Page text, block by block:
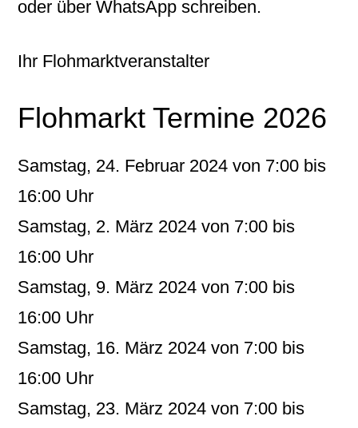
oder über WhatsApp schreiben.
Ihr Flohmarktveranstalter
Flohmarkt Termine 2026
Samstag, 24. Februar 2024 von 7:00 bis
16:00 Uhr
Samstag, 2. März 2024 von 7:00 bis
16:00 Uhr
Samstag, 9. März 2024 von 7:00 bis
16:00 Uhr
Samstag, 16. März 2024 von 7:00 bis
16:00 Uhr
Samstag, 23. März 2024 von 7:00 bis